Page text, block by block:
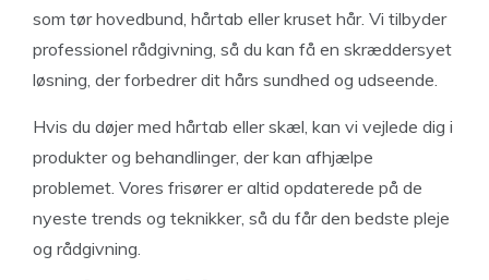
som tør hovedbund, hårtab eller kruset hår. Vi tilbyder
professionel rådgivning, så du kan få en skræddersyet
løsning, der forbedrer dit hårs sundhed og udseende.
Hvis du døjer med hårtab eller skæl, kan vi vejlede dig i
produkter og behandlinger, der kan afhjælpe
problemet. Vores frisører er altid opdaterede på de
nyeste trends og teknikker, så du får den bedste pleje
og rådgivning.